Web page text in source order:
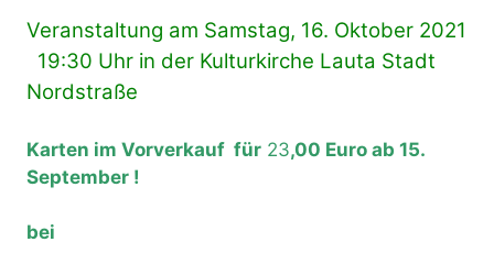
Veranstaltung am Samstag, 16. Oktober 2021
19:30 Uhr in der Kulturkirche Lauta Stadt
Nordstraße
Karten im Vorverkauf für 23,00 Euro ab 15.
September !
bei